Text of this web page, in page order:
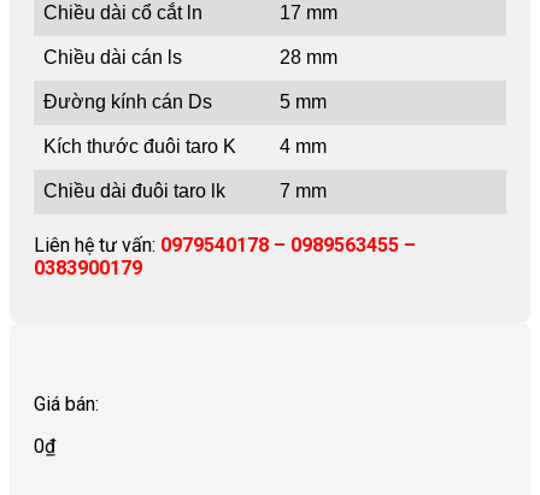
Chiều dài cổ cắt ln 17 mm
Chiều dài cán ls 28 mm
Đường kính cán Ds 5 mm
Kích thước đuôi taro K 4 mm
Chiều dài đuôi taro lk 7 mm
Liên hệ tư vấn: 0979540178 – 0989563455 –
0383900179
Giá bán:
0₫